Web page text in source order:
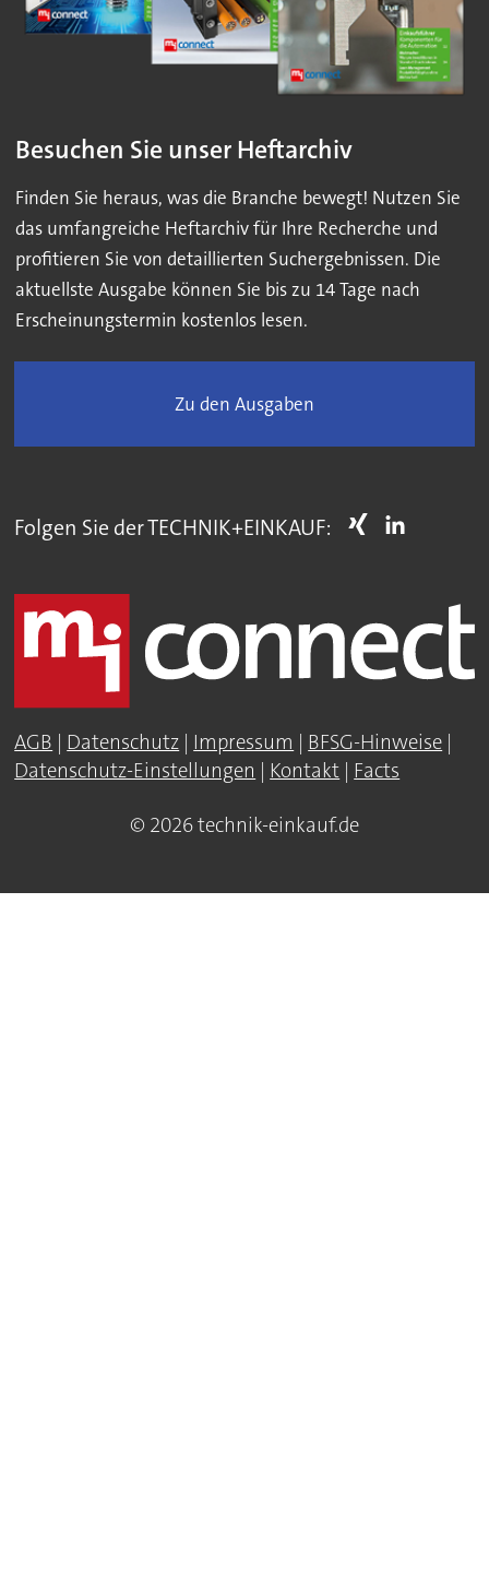
Besuchen Sie unser Heftarchiv
Finden Sie heraus, was die Branche bewegt! Nutzen Sie
das umfangreiche Heftarchiv für Ihre Recherche und
profitieren Sie von detaillierten Suchergebnissen. Die
aktuellste Ausgabe können Sie bis zu 14 Tage nach
Erscheinungstermin kostenlos lesen.
Zu den Ausgaben
Folgen Sie der TECHNIK+EINKAUF:
AGB | Datenschutz | Impressum | BFSG-Hinweise |
Datenschutz-Einstellungen | Kontakt | Facts
© 2026 technik-einkauf.de